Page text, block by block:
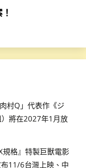
村Q」代表作《ジ
將在2027年1月放
格』特製巨獸電影
11/6台灣上映、中